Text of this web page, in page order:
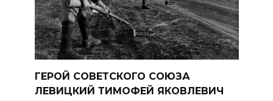
ГЕРОЙ СОВЕТСКОГО СОЮЗА
ЛЕВИЦКИЙ ТИМОФЕЙ ЯКОВЛЕВИЧ